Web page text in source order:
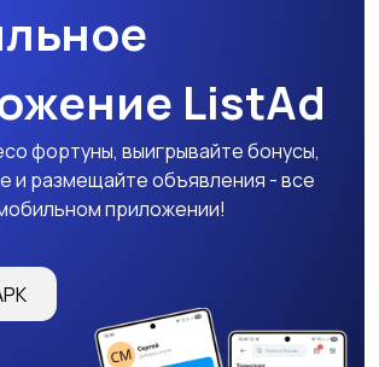
ListAd
фортуны, выигрывайте бонусы,
и размещайте объявления - все
приложении!